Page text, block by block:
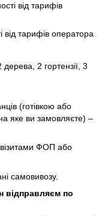
від тарифів
тарифів оператора
2 гортензії, 3
(готівкою або
яке ви замовляєте) –
ФОП або
самовивозу.
відправляєм по